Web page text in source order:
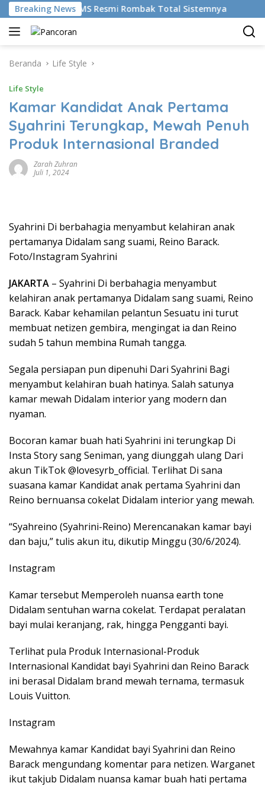
Langsung
ke
konten
Breaking News
AI, BRMS Resmi Rombak Total Sistemnya
Beranda Life Style
Life Style
Kamar Kandidat Anak Pertama
Syahrini Terungkap, Mewah Penuh
Produk Internasional Branded
Zarah Zuhran
Juli 1, 2024
Syahrini Di berbahagia menyambut kelahiran anak
pertamanya Didalam sang suami, Reino Barack.
Foto/Instagram Syahrini
JAKARTA – Syahrini Di berbahagia menyambut
kelahiran anak pertamanya Didalam sang suami, Reino
Barack. Kabar kehamilan pelantun Sesuatu ini turut
membuat netizen gembira, mengingat ia dan Reino
sudah 5 tahun membina Rumah tangga.
Segala persiapan pun dipenuhi Dari Syahrini Bagi
menyambut kelahiran buah hatinya. Salah satunya
kamar mewah Didalam interior yang modern dan
nyaman.
Bocoran kamar buah hati Syahrini ini terungkap Di
Insta Story sang Seniman, yang diunggah ulang Dari
akun TikTok @lovesyrb_official. Terlihat Di sana
suasana kamar Kandidat anak pertama Syahrini dan
Reino bernuansa cokelat Didalam interior yang mewah.
“Syahreino (Syahrini-Reino) Merencanakan kamar bayi
dan baju,” tulis akun itu, dikutip Minggu (30/6/2024).
Instagram
Kamar tersebut Memperoleh nuansa earth tone
Didalam sentuhan warna cokelat. Terdapat peralatan
bayi mulai keranjang, rak, hingga Pengganti bayi.
Terlihat pula Produk Internasional-Produk
Internasional Kandidat bayi Syahrini dan Reino Barack
ini berasal Didalam brand mewah ternama, termasuk
Louis Vuitton.
Instagram
Mewahnya kamar Kandidat bayi Syahrini dan Reino
Barack mengundang komentar para netizen. Warganet
ikut takjub Didalam nuansa kamar buah hati pertama